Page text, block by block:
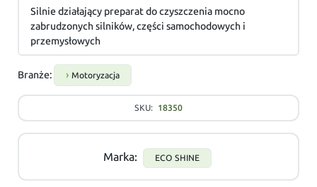
Silnie działający preparat do czyszczenia mocno
zabrudzonych silników, części samochodowych i
przemysłowych
Branże: Motoryzacja
SKU: 18350
Marka: ECO SHINE